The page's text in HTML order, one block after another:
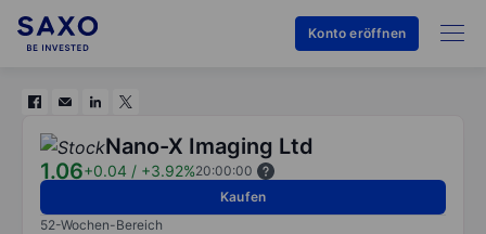
Konto eröffnen
Nano-X Imaging Ltd
1.06+0.04 / +3.92%20:00:00
Kaufen
52-Wochen-Bereich